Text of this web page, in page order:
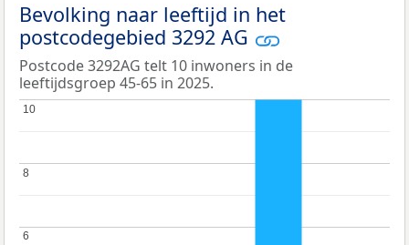
Bevolking naar leeftijd in het
postcodegebied 3292 AG
Postcode 3292AG telt 10 inwoners in de
leeftijdsgroep 45-65 in 2025.
6
6
8
8
10
10